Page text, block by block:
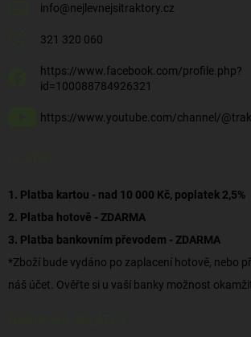
info@nejlevnejsitraktory.cz
321 320 060
https://www.facebook.com/profile.php?
id=100088784926321
https://www.youtube.com/channel/
1. Platba kartou - nad 10 000 Kč, poplatek 2,5%
2. Platba hotově - ZDARMA
3. Platba bankovním převodem - ZDARMA
*Zboží bude vydáno po zaplacení hotově, nebo
náš účet. Ověřte si u vaší banky možnost